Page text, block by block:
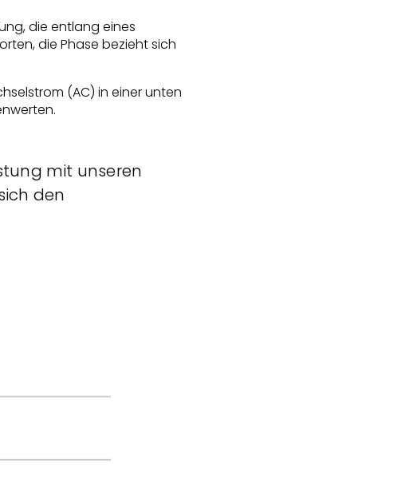
die entlang eines
die Phase bezieht sich
(AC) in einer unten
mit unseren
den